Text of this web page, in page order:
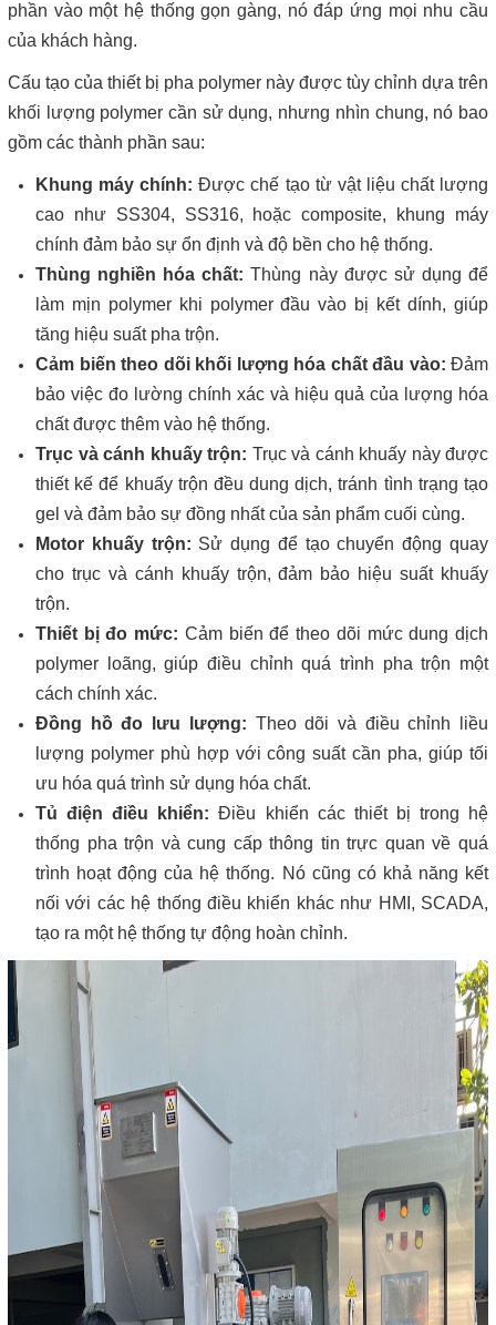
phần vào một hệ thống gọn gàng, nó đáp ứng mọi nhu cầu
của khách hàng.
Cấu tạo của thiết bị pha polymer này được tùy chỉnh dựa trên
khối lượng polymer cần sử dụng, nhưng nhìn chung, nó bao
gồm các thành phần sau:
Khung máy chính: Được chế tạo từ vật liệu chất lượng
cao như SS304, SS316, hoặc composite, khung máy
chính đảm bảo sự ổn định và độ bền cho hệ thống.
Thùng nghiền hóa chất: Thùng này được sử dụng để
làm mịn polymer khi polymer đầu vào bị kết dính, giúp
tăng hiệu suất pha trộn.
Cảm biến theo dõi khối lượng hóa chất đầu vào: Đảm
bảo việc đo lường chính xác và hiệu quả của lượng hóa
chất được thêm vào hệ thống.
Trục và cánh khuấy trộn: Trục và cánh khuấy này được
thiết kế để khuấy trộn đều dung dịch, tránh tình trạng tạo
gel và đảm bảo sự đồng nhất của sản phẩm cuối cùng.
Motor khuấy trộn: Sử dụng để tạo chuyển động quay
cho trục và cánh khuấy trộn, đảm bảo hiệu suất khuấy
trộn.
Thiết bị đo mức: Cảm biến để theo dõi mức dung dịch
polymer loãng, giúp điều chỉnh quá trình pha trộn một
cách chính xác.
Đồng hồ đo lưu lượng: Theo dõi và điều chỉnh liều
lượng polymer phù hợp với công suất cần pha, giúp tối
ưu hóa quá trình sử dụng hóa chất.
Tủ điện điều khiển: Điều khiển các thiết bị trong hệ
thống pha trộn và cung cấp thông tin trực quan về quá
trình hoạt động của hệ thống. Nó cũng có khả năng kết
nối với các hệ thống điều khiển khác như HMI, SCADA,
tạo ra một hệ thống tự động hoàn chỉnh.